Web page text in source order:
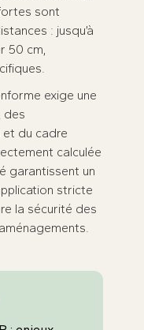
sont
: jusqu’à
50 cm,
exige une
des
du cadre
calculée
garantissent un
stricte
la sécurité des